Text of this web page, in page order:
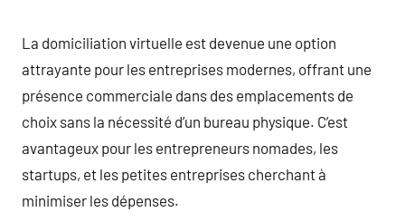
La domiciliation virtuelle est devenue une option
attrayante pour les entreprises modernes, offrant une
présence commerciale dans des emplacements de
choix sans la nécessité d’un bureau physique. C’est
avantageux pour les entrepreneurs nomades, les
startups, et les petites entreprises cherchant à
minimiser les dépenses.